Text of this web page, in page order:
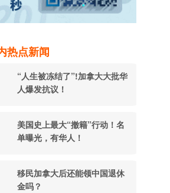
热点新闻
“人生被冻结了”!加拿大大批华
人爆发抗议！
美国史上最大“撤籍”行动！名
单曝光，有华人！
移民加拿大后还能领中国退休
金吗？